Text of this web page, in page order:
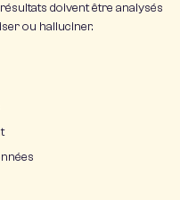
doivent être analysés
ou halluciner.